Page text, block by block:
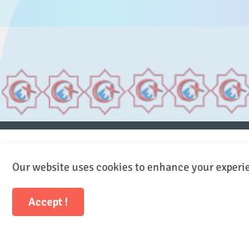
Sitemap
İletişim
Our website uses cookies to enhance your
Accept !